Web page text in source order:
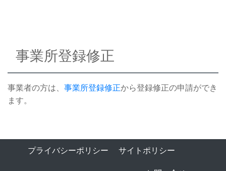
事業所登録修正
事業者の方は、 事業所登録修正から登録修正の申請ができ
ます。
プライバシーポリシー サイトポリシー